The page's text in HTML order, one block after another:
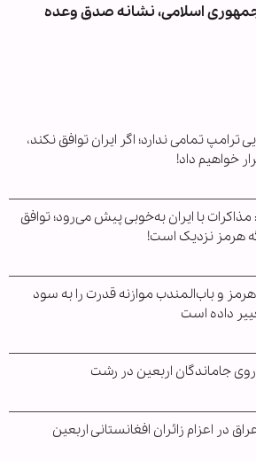
اسلامی، نشانه صدق وعده
ترامپ تمامی ندارد؛ اگر ایران توافق نکند،
خواهیم داد!
با ایران به‌خوبی پیش می‌رود؛ توافق
هرمز نزدیک است!
و باب‌المندب موازنه قدرت را به سود
داده است
جاماندگان اربعین در رشت
در اعزام زائران افغانستانی اربعین